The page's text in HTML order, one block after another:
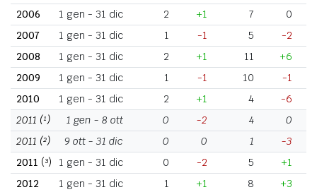
2006
1 gen - 31 dic 2 +1 7
0
2007
1 gen - 31 dic 1 -1 5
-2
2008
1 gen - 31 dic 2 +1 11
+6
2009
1 gen - 31 dic 1 -1 10
-1
2010
1 gen - 31 dic 2 +1 4
-6
2011 (¹) 1 gen - 8 ott 0 -2 4
0
2011 (²) 9 ott - 31 dic 0 0 1
-3
2011 (³) 1 gen - 31 dic 0 -2 5
+1
2012
1 gen - 31 dic 1 +1 8
+3